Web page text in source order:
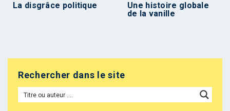
La disgrâce politique
Une histoire globale
de la vanille
Rechercher dans le site